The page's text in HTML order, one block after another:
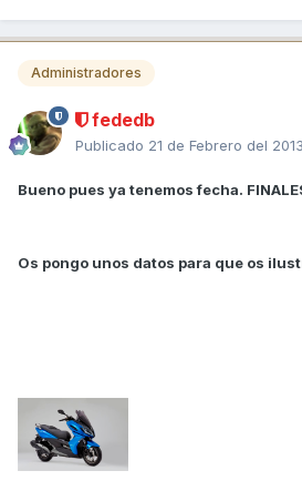
Administradores
fededb
Publicado 21 de Febrero del 2013
Bueno pues ya tenemos fecha.
Os pongo unos datos para que os